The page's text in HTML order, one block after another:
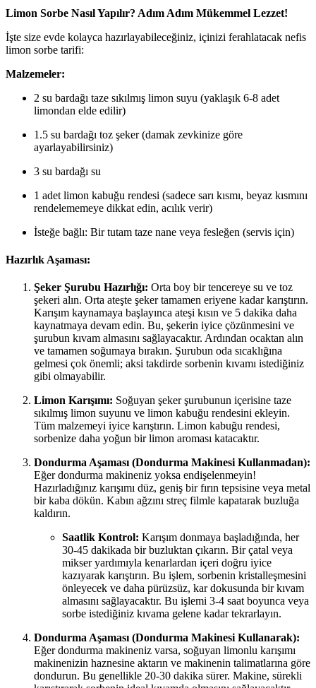
Limon Sorbe Nasıl Yapılır? Adım Adım Mükemmel Lezzet!
İşte size evde kolayca hazırlayabileceğiniz, içinizi ferahlatacak nefis
limon sorbe tarifi:
Malzemeler:
2 su bardağı taze sıkılmış limon suyu (yaklaşık 6-8 adet
limondan elde edilir)
1.5 su bardağı toz şeker (damak zevkinize göre
ayarlayabilirsiniz)
3 su bardağı su
1 adet limon kabuğu rendesi (sadece sarı kısmı, beyaz kısmını
rendelememeye dikkat edin, acılık verir)
İsteğe bağlı: Bir tutam taze nane veya fesleğen (servis için)
Hazırlık Aşaması:
Şeker Şurubu Hazırlığı: Orta boy bir tencereye su ve toz
şekeri alın. Orta ateşte şeker tamamen eriyene kadar karıştırın.
Karışım kaynamaya başlayınca ateşi kısın ve 5 dakika daha
kaynatmaya devam edin. Bu, şekerin iyice çözünmesini ve
şurubun kıvam almasını sağlayacaktır. Ardından ocaktan alın
ve tamamen soğumaya bırakın. Şurubun oda sıcaklığına
gelmesi çok önemli; aksi takdirde sorbenin kıvamı istediğiniz
gibi olmayabilir.
Limon Karışımı: Soğuyan şeker şurubunun içerisine taze
sıkılmış limon suyunu ve limon kabuğu rendesini ekleyin.
Tüm malzemeyi iyice karıştırın. Limon kabuğu rendesi,
sorbenize daha yoğun bir limon aroması katacaktır.
Dondurma Aşaması (Dondurma Makinesi Kullanmadan):
Eğer dondurma makineniz yoksa endişelenmeyin!
Hazırladığınız karışımı düz, geniş bir fırın tepsisine veya metal
bir kaba dökün. Kabın ağzını streç filmle kapatarak buzluğa
kaldırın.
Saatlik Kontrol: Karışım donmaya başladığında, her
30-45 dakikada bir buzluktan çıkarın. Bir çatal veya
mikser yardımıyla kenarlardan içeri doğru iyice
kazıyarak karıştırın. Bu işlem, sorbenin kristalleşmesini
önleyecek ve daha pürüzsüz, kar dokusunda bir kıvam
almasını sağlayacaktır. Bu işlemi 3-4 saat boyunca veya
sorbe istediğiniz kıvama gelene kadar tekrarlayın.
Dondurma Aşaması (Dondurma Makinesi Kullanarak):
Eğer dondurma makineniz varsa, soğuyan limonlu karışımı
makinenizin haznesine aktarın ve makinenin talimatlarına göre
dondurun. Bu genellikle 20-30 dakika sürer. Makine, sürekli